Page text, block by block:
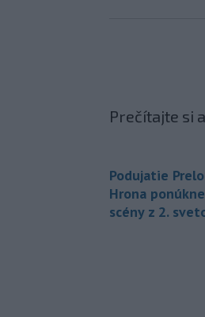
Prečítajte si
Podujatie
Hrona
scény z 2.